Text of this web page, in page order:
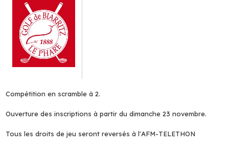
Compétition en scramble à 2.
Ouverture des inscriptions à partir du dimanche 23 novembre.
Tous les droits de jeu seront reversés à l'AFM-TELETHON